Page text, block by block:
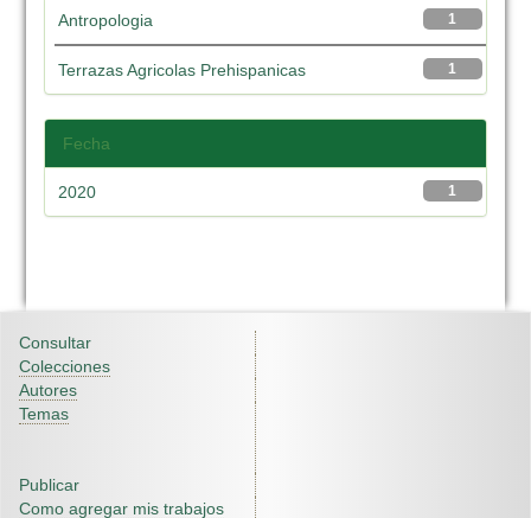
1
Antropologia
1
Terrazas Agricolas Prehispanicas
Fecha
1
2020
Consultar
Colecciones
Autores
Temas
Publicar
Como agregar mis trabajos